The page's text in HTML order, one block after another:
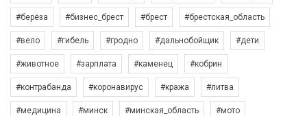
#берёза #бизнес_брест #брест #брестская_область
#вело #гибель #гродно #дальнобойщик #дети
#животное #зарплата #каменец #кобрин
#контрабанда #коронавирус #кража #литва
#медицина #минск #минская_область #мото